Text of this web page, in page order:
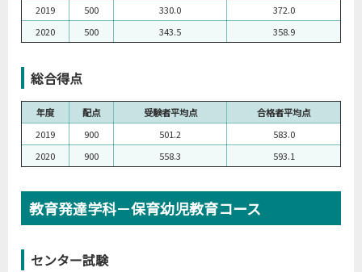
2019
500 330.0
372.0
2020
500 343.5 358.9
総合得点
年度 配点 受験者平均点
合格者平均点
2019
900 501.2
583.0
2020
900 558.3 593.1
教育発達学科－保育幼児教育コース
センター試験